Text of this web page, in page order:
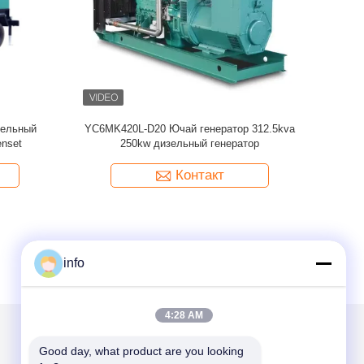
G7
Дизельный генератор 400 кВт 500 кВА 50 Гц
Cummins QSZ13-G10
Контакт
Написать нам
info
4:28 AM
Good day, what product are you looking